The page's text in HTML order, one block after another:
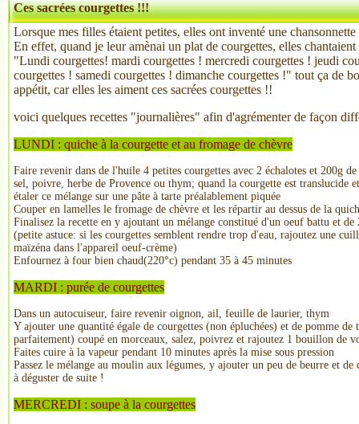
Ces sacrées courgettes !!!
Lorsque mes filles étaient petites, elles ont inventé une
En effet, quand je leur amènai un plat de courgettes, elles chantaient
"Lundi courgettes! mardi courgettes ! mercredi courgettes ! jeudi
courgettes ! samedi courgettes ! dimanche courgettes !" tout ça de
appétit, car elles les aiment ces sacrées courgettes !!
voici quelques recettes "journalières" afin d'agrémenter de façon
LUNDI : quiche à la courgette et au fromage de chèvre
Faire revenir dans de l'huile 4 petites courgettes avec 2 échalotes et 200g
sel, poivre, herbe de Provence ou thym; quand la courgette est translucide
étaler ce mélange sur une pâte à tarte préalablement piquée
Couper en lamelles le fromage de chèvre et les répartir au dessus de la
Finalisez la recette en y ajoutant un mélange constitué d'un oeuf battu et
(petite astuce: si les courgettes semblent rendre trop d'eau, rajoutez une
maïzéna dans l'appareil oeuf-crème)
Enfournez à four bien chaud(220°c) pendant 35 à 45 minutes
MARDI : purée de courgettes
Dans un autocuiseur, faire revenir oignon, ail, feuille de laurier, thym
Y ajouter une quantité égale de courgettes (non épluchées) et de pomme
parfaitement) coupé en morceaux, salez, poivrez et rajoutez 1 bouillon de
Faites cuire à la vapeur pendant 10 minutes après la mise sous pression
Passez le mélange au moulin aux légumes, y ajouter un peu de beurre et de
à déguster de suite !
MERCREDI : soupe à la courgettes